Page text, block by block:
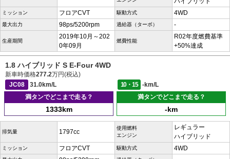
ミッション フロアCVT 駆動方式 4WD
最大出力 98ps/5200rpm 過給器（ターボ） -
生産期間
2019年10月～202
0年09月
燃費性能
R02年度燃費基準
+50%達成
1.8 ハイブリッド S E-Four 4WD
新車時価格277.2万円(税込)
JC08
31.0km/L 10・15
-km/L
満タンでどこまで走る？
1333km
満タンでどこまで走る？
-km
排気量 1797cc
使用燃料
エンジン
レギュラー
ハイブリッド
ミッション フロアCVT 駆動方式 4WD